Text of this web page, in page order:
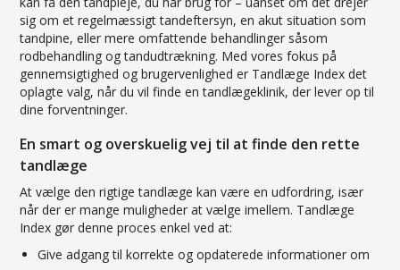
sig om et regelmæssigt tandeftersyn, en akut situation som
tandpine, eller mere omfattende behandlinger såsom
rodbehandling og tandudtrækning. Med vores fokus på
gennemsigtighed og brugervenlighed er Tandlæge Index det
oplagte valg, når du vil finde en tandlægeklinik, der lever op til
dine forventninger.
En smart og overskuelig vej til at finde den rette
tandlæge
At vælge den rigtige tandlæge kan være en udfordring, især
når der er mange muligheder at vælge imellem. Tandlæge
Index gør denne proces enkel ved at:
Give adgang til korrekte og opdaterede informationer om